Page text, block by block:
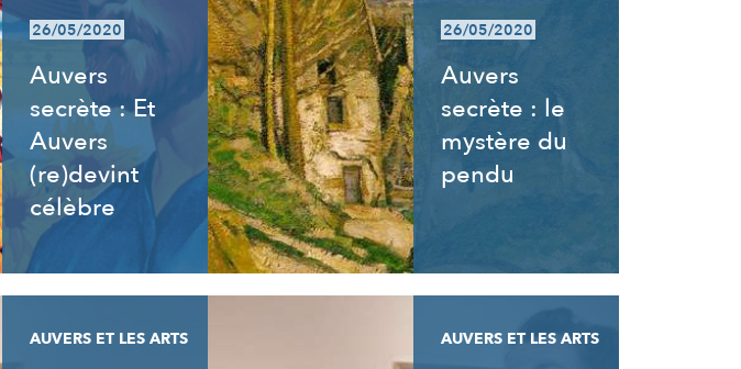
26/05/2020
Auvers
secrète : Et
Auvers
(re)devint
célèbre
26/05/2020
Auvers
secrète : le
mystère du
pendu
AUVERS ET LES ARTS
AUVERS ET LES ARTS